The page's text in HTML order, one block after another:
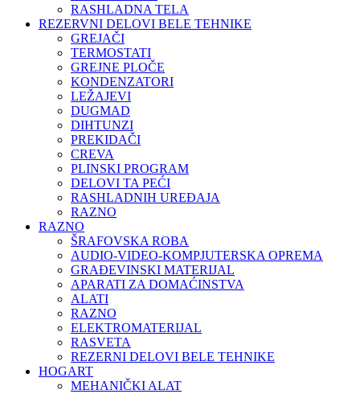
RASHLADNA TELA
REZERVNI DELOVI BELE TEHNIKE
GREJAČI
TERMOSTATI
GREJNE PLOČE
KONDENZATORI
LEŽAJEVI
DUGMAD
DIHTUNZI
PREKIDAČI
CREVA
PLINSKI PROGRAM
DELOVI TA PEĆI
RASHLADNIH UREĐAJA
RAZNO
RAZNO
ŠRAFOVSKA ROBA
AUDIO-VIDEO-KOMPJUTERSKA OPREMA
GRAĐEVINSKI MATERIJAL
APARATI ZA DOMAĆINSTVA
ALATI
RAZNO
ELEKTROMATERIJAL
RASVETA
REZERNI DELOVI BELE TEHNIKE
HOGART
MEHANIČKI ALAT